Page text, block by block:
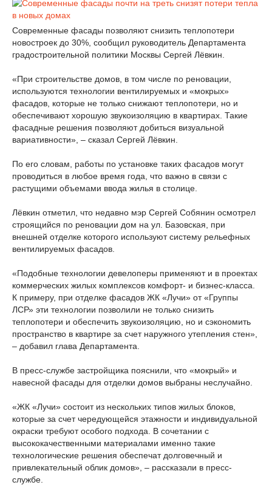
Современные фасады позволяют снизить теплопотери
новостроек до 30%, сообщил руководитель Департамента
градостроительной политики Москвы Сергей Лёвкин.
«При строительстве домов, в том числе по реновации,
используются технологии вентилируемых и «мокрых»
фасадов, которые не только снижают теплопотери, но и
обеспечивают хорошую звукоизоляцию в квартирах. Такие
фасадные решения позволяют добиться визуальной
вариативности», – сказал Сергей Лёвкин.
По его словам, работы по установке таких фасадов могут
проводиться в любое время года, что важно в связи с
растущими объемами ввода жилья в столице.
Лёвкин отметил, что недавно мэр Сергей Собянин осмотрел
строящийся по реновации дом на ул. Базовская, при
внешней отделке которого используют систему рельефных
вентилируемых фасадов.
«Подобные технологии девелоперы применяют и в проектах
коммерческих жилых комплексов комфорт- и бизнес-класса.
К примеру, при отделке фасадов ЖК «Лучи» от «Группы
ЛСР» эти технологии позволили не только снизить
теплопотери и обеспечить звукоизоляцию, но и сэкономить
пространство в квартире за счет наружного утепления стен»,
– добавил глава Департамента.
В пресс-службе застройщика пояснили, что «мокрый» и
навесной фасады для отделки домов выбраны неслучайно.
«ЖК «Лучи» состоит из нескольких типов жилых блоков,
которые за счет чередующейся этажности и индивидуальной
окраски требуют особого подхода. В сочетании с
высококачественными материалами именно такие
технологические решения обеспечат долговечный и
привлекательный облик домов», – рассказали в пресс-
службе.